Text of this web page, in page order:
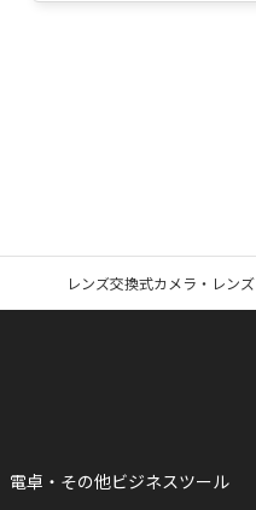
レンズ交換式カメラ・レンズ
電卓・その他ビジネスツール